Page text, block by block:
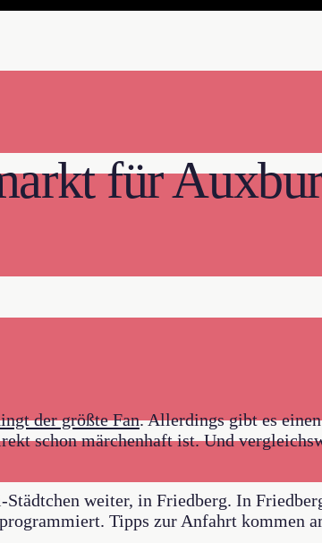
für
der größte Fan. Allerdings gibt es
schon märchenhaft ist. Und
weiter, in Friedberg. In
Tipps zur Anfahrt kommen